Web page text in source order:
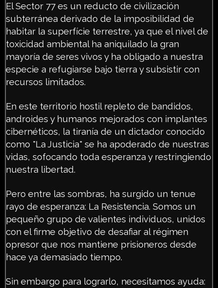
El Sector 77 es un reducto de civilización
subterránea derivado de la imposibilidad de
habitar la superfície terrestre, ya que el nivel de
toxicidad ambiental ha aniquilado la gran
mayoría de seres vivos y ha obligado a nuestra
especie a refugiarse bajo tierra y subsistir con
recursos limitados.
En este territorio hostil repleto de bandidos,
androides y humanos mejorados con implantes
cibernéticos, la tiranía de un dictador conocido
como "La Justicia" se ha apoderado de nuestras
vidas, sofocando toda esperanza y restringiendo
nuestra libertad.
Pero entre las sombras, ha surgido un tenue
rayo de esperanza: La Resistencia. Somos un
pequeño grupo de valientes individuos, unidos
con el firme objetivo de desafiar al régimen
opresor que nos mantiene prisioneros desde
hace ya demasiado tiempo.
Sin embargo para lograrlo, necesitamos ayuda: